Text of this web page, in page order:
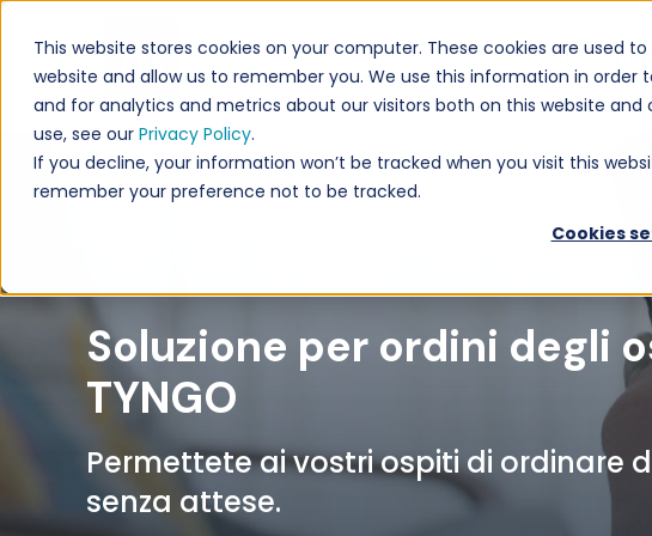
This website stores cookies on your computer. These cookies are used
website and allow us to remember you. We use this information in
and for analytics and metrics about our visitors both on this website
use, see our Privacy Policy.
If you decline, your information won’t be tracked when you visit this
remember your preference not to be tracked.
Cookies
Soluzioni
Questo è
Non
Soluzione per ordini degli
TYNGO
Permettete ai vostri ospiti di ordinare
senza attese.